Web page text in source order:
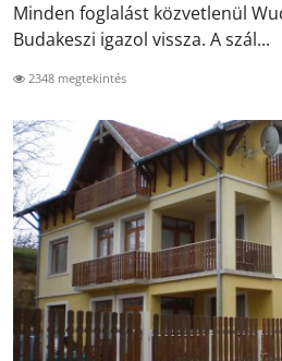
Minden foglalást közvetlenül
Budakeszi igazol vissza. A szál...
2348 megtekintés